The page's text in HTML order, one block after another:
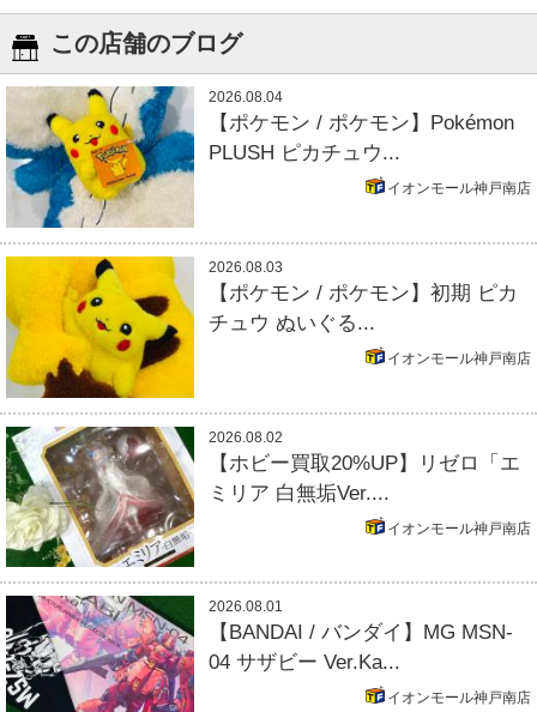
この店舗のブログ
2026.08.04
【ポケモン / ポケモン】Pokémon
PLUSH ピカチュウ...
イオンモール神戸南店
2026.08.03
【ポケモン / ポケモン】初期 ピカ
チュウ ぬいぐる...
イオンモール神戸南店
2026.08.02
【ホビー買取20%UP】リゼロ「エ
ミリア 白無垢Ver....
イオンモール神戸南店
2026.08.01
【BANDAI / バンダイ】MG MSN-
04 サザビー Ver.Ka...
イオンモール神戸南店